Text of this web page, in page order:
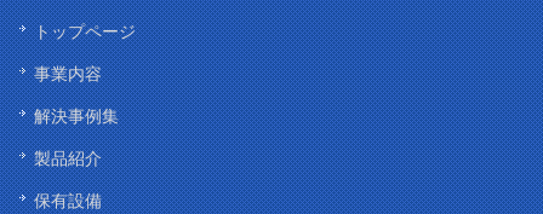
トップページ
事業内容
解決事例集
製品紹介
保有設備